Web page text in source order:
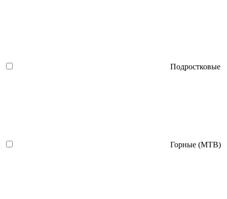
Подростковые
Горные (MTB)